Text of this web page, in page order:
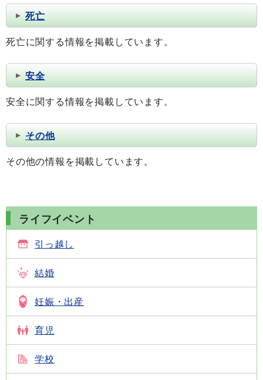
死亡
死亡に関する情報を掲載しています。
安全
安全に関する情報を掲載しています。
その他
その他の情報を掲載しています。
ライフイベント
引っ越し
結婚
妊娠・出産
育児
学校